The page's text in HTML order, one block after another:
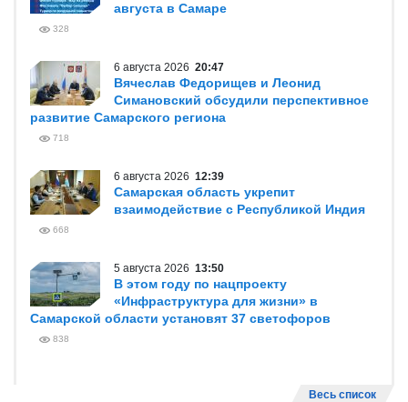
августа в Самаре
328
6 августа 2026 20:47
Вячеслав Федорищев и Леонид
Симановский обсудили перспективное
развитие Самарского региона
718
6 августа 2026 12:39
Самарская область укрепит
взаимодействие с Республикой Индия
668
5 августа 2026 13:50
В этом году по нацпроекту
«Инфраструктура для жизни» в
Самарской области установят 37 светофоров
838
Весь список